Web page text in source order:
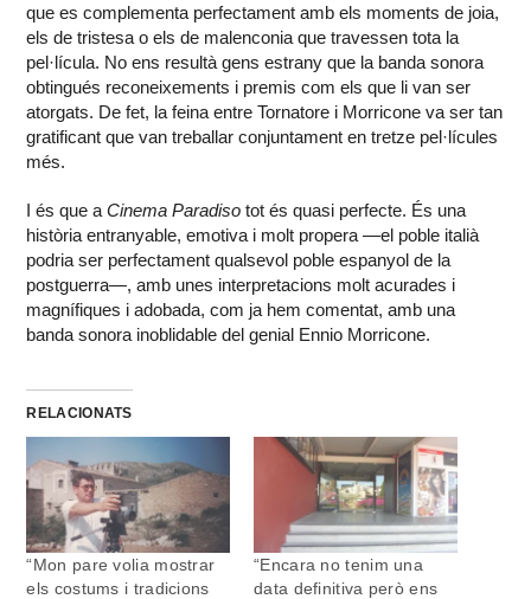
que es complementa perfectament amb els moments de joia,
els de tristesa o els de malenconia que travessen tota la
pel·lícula. No ens resultà gens estrany que la banda sonora
obtingués reconeixements i premis com els que li van ser
atorgats. De fet, la feina entre Tornatore i Morricone va ser tan
gratificant que van treballar conjuntament en tretze pel·lícules
més.
I és que aCinema Paradiso tot és quasi perfecte. És una
història entranyable, emotiva i molt propera —el poble italià
podria ser perfectament qualsevol poble espanyol de la
postguerra—, amb unes interpretacions molt acurades i
magnífiques i adobada, com ja hem comentat, amb una
banda sonora inoblidable del genial Ennio Morricone.
RELACIONATS
“Mon pare volia mostrar
els costums i tradicions
“Encara no tenim una
data definitiva però ens